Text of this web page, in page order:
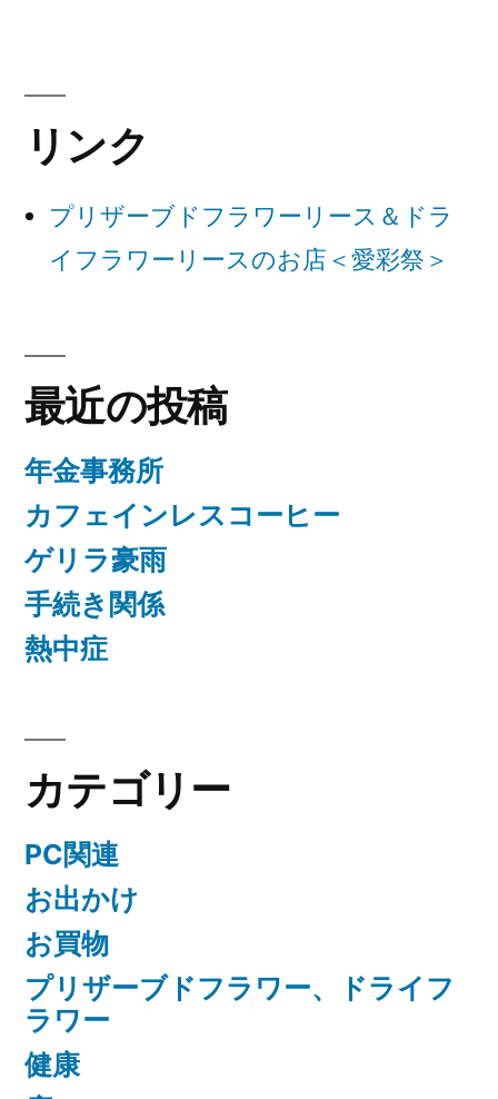
シ
ョ
ン
リンク
プリザーブドフラワーリース＆ドラ
イフラワーリースのお店＜愛彩祭＞
最近の投稿
年金事務所
カフェインレスコーヒー
ゲリラ豪雨
手続き関係
熱中症
カテゴリー
PC関連
お出かけ
お買物
プリザーブドフラワー、ドライフ
ラワー
健康